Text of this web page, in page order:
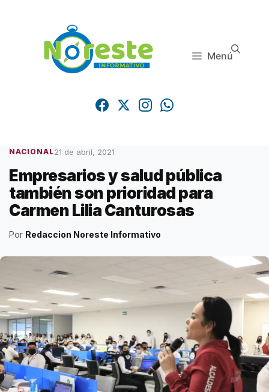
Menú
NACIONAL21 de abril, 2021
Empresarios y salud pública
también son prioridad para
Carmen Lilia Canturosas
Por Redaccion Noreste Informativo